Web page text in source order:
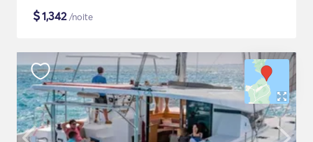
$1,342/noite